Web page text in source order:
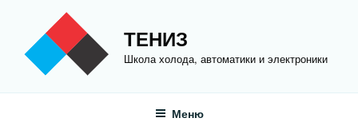
содержимому
ТЕНИЗ
Школа холода, автоматики и электроники
Меню